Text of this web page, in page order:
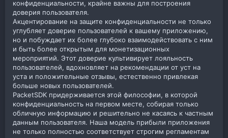
конфиденциальности, крайне важны для построения
доверия пользователя.
Акцентирование на защите конфиденциальности не только
углубляет доверие пользователей к вашему приложению,
но и побуждает их более глубоко взаимодействовать с ним
и быть более открытым для монетизационных
мероприятий. Этот доверие культивирует лояльность
пользователей, вдохновляет на рекомендации от уст на
уста и положительные отзывы, естественно привлекая
больше новых пользователей.
PacketSDK придерживается этой философии, в которой
конфиденциальность на первом месте, собирая только
обличную информацию и решительно не касаясь к частным
данным пользователя. Наша модель прибыли приложения
не только полностью соответствует строгим регламентам